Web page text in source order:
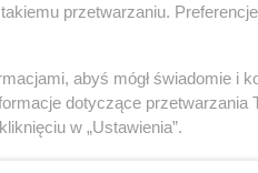
Komisji Europejskiej
tras linii:
przetwarzaniu.
abyś mógł świadomie i
dotyczące przetwarzania
w „Ustawienia”.